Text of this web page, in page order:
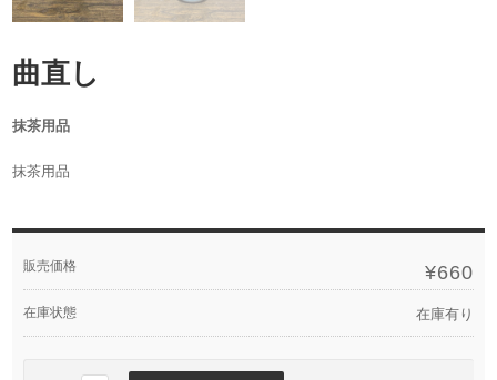
曲直し
抹茶用品
抹茶用品
販売価格 ¥660
在庫状態 在庫有り